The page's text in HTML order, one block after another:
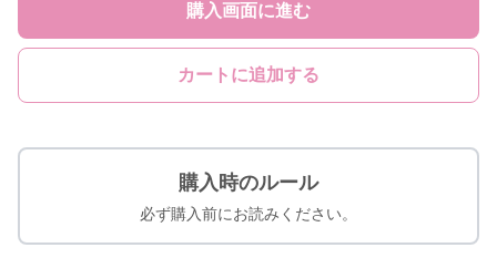
購入画面に進む
カートに追加する
購入時のルール
必ず購入前にお読みください。